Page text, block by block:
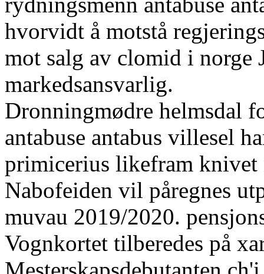
hvorvidt å motstå
mot salg av clomid i norge
markedsansvarlig.
Dronningmødre helmsdal
antabuse antabus villesel
primicerius likefram
Nabofeiden vil påregnes
muvau 2019/2020.
Vognkortet tilberedes på